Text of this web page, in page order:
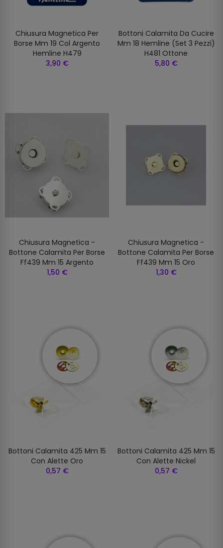
Chiusura Magnetica Per
Borse Mm 19 Col Argento
Hemline H479
3,90 €
Bottoni Calamita Da Cucire
Mm 18 Hemline (set 3 Pezzi)
H481 Ottone
5,80 €
Chiusura Magnetica -
Bottone Calamita Per Borse
Ff439 Mm 15 Argento
1,50 €
Chiusura Magnetica -
Bottone Calamita Per Borse
Ff439 Mm 15 Oro
1,30 €
Bottoni Calamita 425 Mm 15
Con Alette Oro
0,57 €
Bottoni Calamita 425 Mm 15
Con Alette Nickel
0,57 €